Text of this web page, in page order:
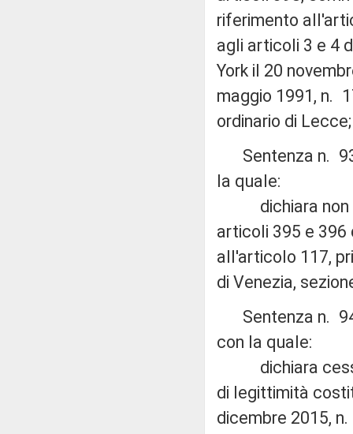
riferimento
agli articoli 3 e 4
York il 20
maggio 1991, n.
ordinario di Lecce;
Sentenza n. 93
la quale:
dichiara non
articoli 395 e 396
all'articolo 117,
di Venezia,
Sentenza n. 94
con la quale:
dichiara
di legittimità
dicembre 2015,